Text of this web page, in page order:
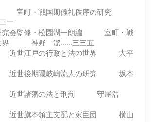
室町・戦国期儀礼秩序の研究
一
究会監修・松園潤一朗編 室町・戦
世界 神野 潔......三三五
世江戸の行政と法の世界 大平
後期隠岐嶋流人の研究 坂本
諸藩の法と刑罰 守屋浩
世旗本領主支配と家臣団 横山